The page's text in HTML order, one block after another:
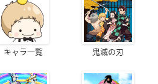
キャラ一覧 鬼滅の刃